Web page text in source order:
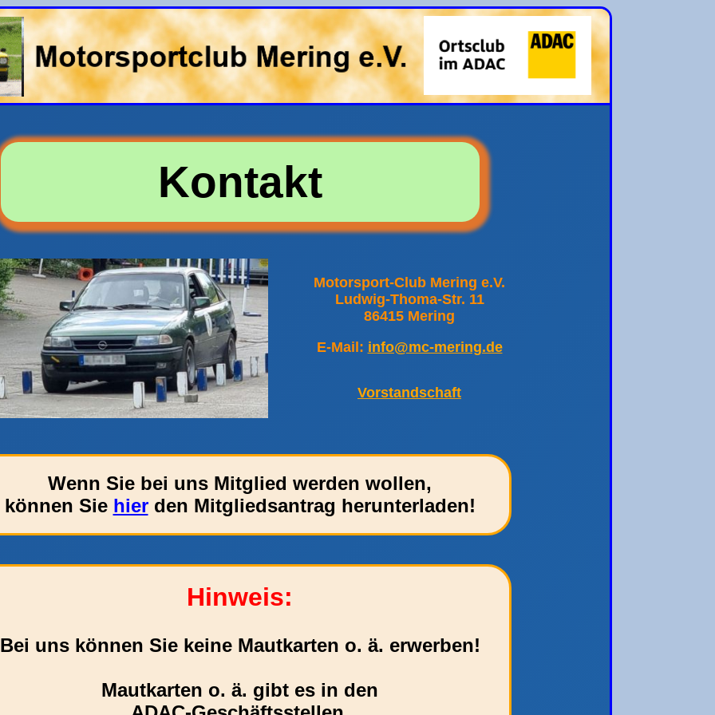
Kontakt
Motorsport-Club Mering e.V.
Ludwig-Thoma-Str. 11
86415 Mering
E-Mail: info@mc-mering.de
Vorstandschaft
Wenn Sie bei uns Mitglied werden wollen,
können Sie hierden Mitgliedsantrag herunterladen!
Hinweis:
Bei uns können Sie keine Mautkarten o. ä. erwerben!
Mautkarten o. ä. gibt es in den